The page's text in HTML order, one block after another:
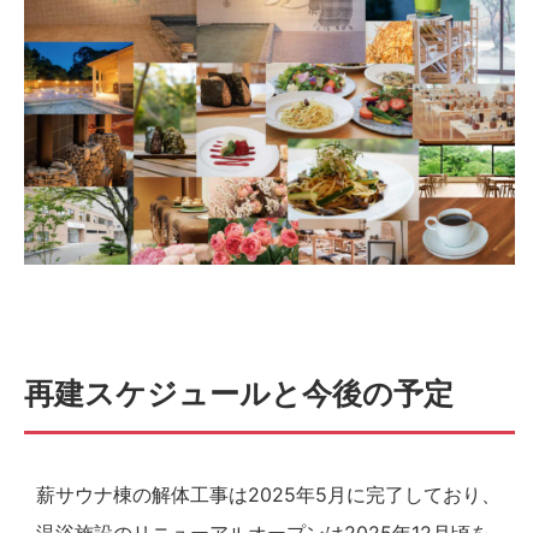
再建スケジュールと今後の予定
薪サウナ棟の解体工事は2025年5月に完了しており、